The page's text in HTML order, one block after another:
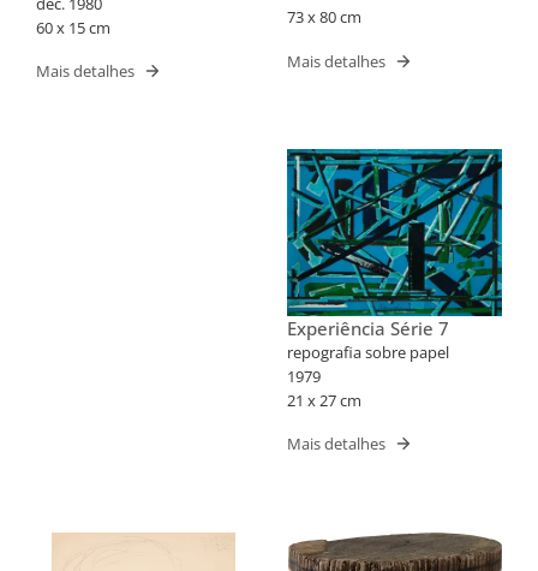
60 x 15 cm
Mais detalhes
73 x 80 cm
Mais detalhes
Experiência Série 7
repografia sobre papel
1979
21 x 27 cm
Mais detalhes